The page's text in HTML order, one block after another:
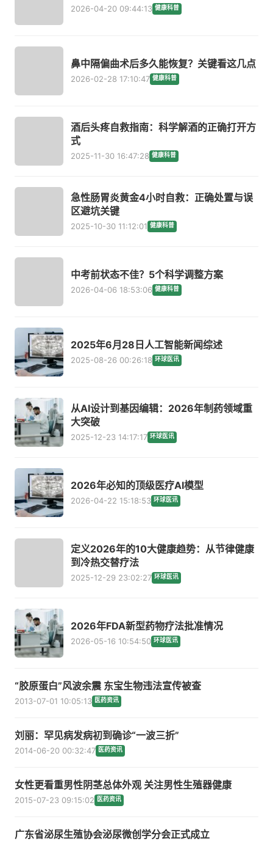
2026-04-20 09:44:13 健康科普
鼻中隔偏曲术后多久能恢复？关键看这几点
2026-02-28 17:10:47 健康科普
酒后头疼自救指南：科学解酒的正确打开方
式
2025-11-30 16:47:28 健康科普
急性肠胃炎黄金4小时自救：正确处置与误
区避坑关键
2025-10-30 11:12:01 健康科普
中考前状态不佳？5个科学调整方案
2026-04-06 18:53:06 健康科普
2025年6月28日人工智能新闻综述
2025-08-26 00:26:18 环球医讯
从AI设计到基因编辑：2026年制药领域重
大突破
2025-12-23 14:17:17 环球医讯
2026年必知的顶级医疗AI模型
2026-04-22 15:18:53 环球医讯
定义2026年的10大健康趋势：从节律健康
到冷热交替疗法
2025-12-29 23:02:27 环球医讯
2026年FDA新型药物疗法批准情况
2026-05-16 10:54:50 环球医讯
“胶原蛋白”风波余震 东宝生物违法宣传被查
2013-07-01 10:05:13 医药资讯
刘丽：罕见病发病初到确诊“一波三折”
2014-06-20 00:32:47 医药资讯
女性更看重男性阴茎总体外观 关注男性生殖器健康
2015-07-23 09:15:02 医药资讯
广东省泌尿生殖协会泌尿微创学分会正式成立